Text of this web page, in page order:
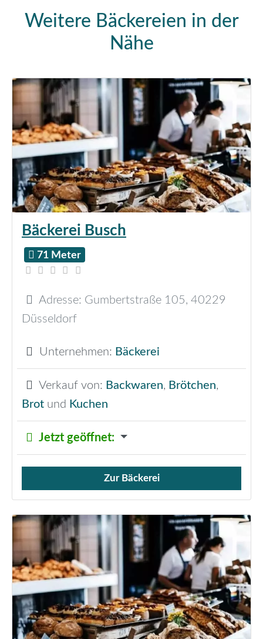
Weitere Bäckereien in der
Nähe
Bäckerei Busch
71 Meter
Adresse: Gumbertstraße 105, 40229
Düsseldorf
Unternehmen: Bäckerei
Verkauf von: Backwaren, Brötchen,
Brot und Kuchen
Jetzt geöffnet:
Verkauf von Brötchen,
Zur Bäckerei